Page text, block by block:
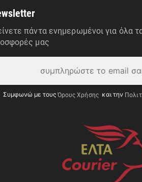
πάντα ενημερωμένοι για όλα
μας
Συμφωνώ με τουςΌρους Χρήσης και την